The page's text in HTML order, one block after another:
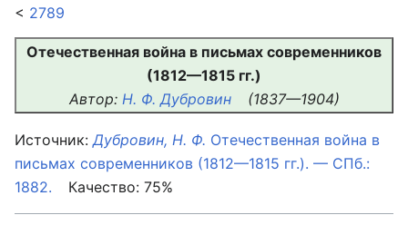
< 2789
Отечественная война в письмах современников
(1812—1815 гг.)
Автор: Н. Ф. Дубровин (1837—1904)
Источник:Дубровин, Н. Ф. Отечественная война в
письмах современников (1812—1815 гг.). — СПб.:
1882.
Качество: 75%